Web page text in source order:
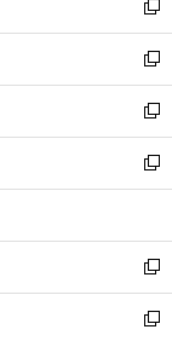
く
で
開
く
ド
ウ
で
開
く
ィ
ン
ド
ウ
で
開
く
い
ウ
ィ
ン
ド
ウ
で
開
新
し
い
ウ
ィ
ン
ド
ウ
開
く
新
し
い
ウ
ィ
ン
ウ
で
開
く
新
し
い
ウ
ン
ド
ウ
で
新
し
ウ
ィ
ン
ド
新
し
い
新